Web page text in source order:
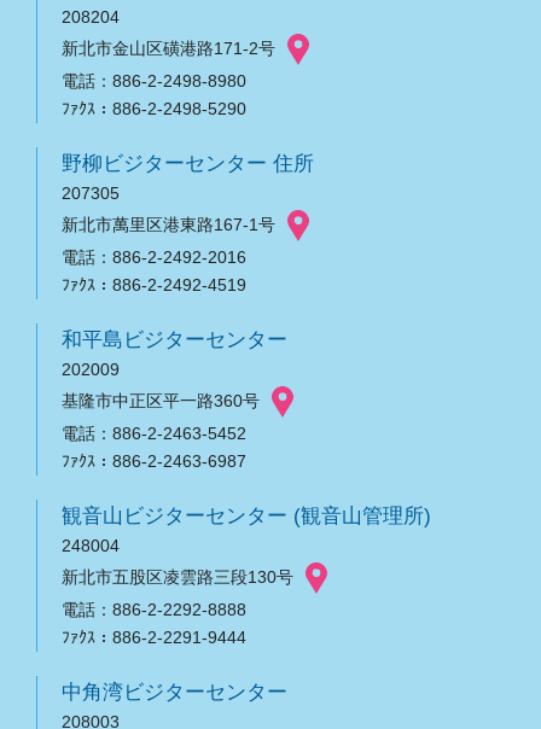
208204
新北市金山区磺港路171-2号
電話：886-2-2498-8980
ﾌｧｸｽ：886-2-2498-5290
野柳ビジターセンター 住所
207305
新北市萬里区港東路167-1号
電話：886-2-2492-2016
ﾌｧｸｽ：886-2-2492-4519
和平島ビジターセンター
202009
基隆市中正区平一路360号
電話：886-2-2463-5452
ﾌｧｸｽ：886-2-2463-6987
観音山ビジターセンター (観音山管理所)
248004
新北市五股区凌雲路三段130号
電話：886-2-2292-8888
ﾌｧｸｽ：886-2-2291-9444
中角湾ビジターセンター
208003